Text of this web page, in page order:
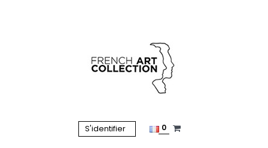
S'identifier 0